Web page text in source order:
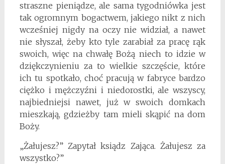
straszne pieniądze, ale sama tygodniówka jest
tak ogromnym bogactwem, jakiego nikt z nich
wcześniej nigdy na oczy nie widział, a nawet
nie słyszał, żeby kto tyle zarabiał za pracę rąk
swoich, więc na chwałę Bożą niech to idzie w
dziękczynieniu za to wielkie szczęście, które
ich tu spotkało, choć pracują w fabryce bardzo
ciężko i mężczyźni i niedorostki, ale wszyscy,
najbiedniejsi nawet, już w swoich domkach
mieszkają, gdzieżby tam mieli skąpić na dom
Boży.
„Żałujesz?” Zapytał ksiądz Zająca. Żałujesz za
wszystko?”